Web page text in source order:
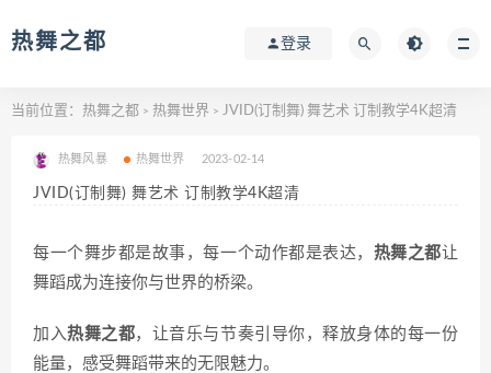
热舞之都 登录
当前位置： 热舞之都 > 热舞世界 > JVID(订制舞) 舞艺术 订制教学4K超清
热舞风暴 热舞世界 2023-02-14
JVID(订制舞) 舞艺术 订制教学4K超清
每一个舞步都是故事，每一个动作都是表达， 热舞之都让
舞蹈成为连接你与世界的桥梁。
加入热舞之都，让音乐与节奏引导你，释放身体的每一份
能量，感受舞蹈带来的无限魅力。